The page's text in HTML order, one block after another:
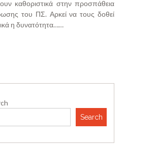
καθοριστικά στην προσπάθεια
του ΠΣ. Αρκεί να τους δοθεί
η δυνατότητα……
Search